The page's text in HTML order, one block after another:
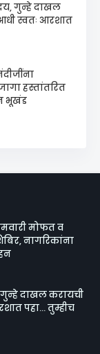
गुन्हे दाखल
स्वतः आरशात
हस्तांतरित
भूखंड
मोफत व
नागरिकांना
दाखल करायची
पहा... तुम्हीच